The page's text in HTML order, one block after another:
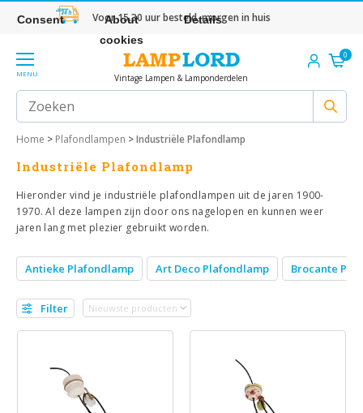
Voor 15.30 uur besteld, morgen in huis
MENU Vintage Lampen & Lamponderdelen
0
Home > Plafondlampen >Industriële Plafondlamp
Industriële Plafondlamp
Hieronder vind je industriële plafondlampen uit de jaren 1900-
1970. Al deze lampen zijn door ons nagelopen en kunnen weer
jaren lang met plezier gebruikt worden.
Antieke Plafondlamp Art Deco Plafondlamp Brocante
Filter
Consent
About
cookies
Details